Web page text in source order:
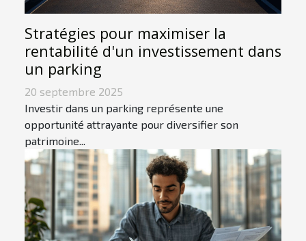
Stratégies pour maximiser la
rentabilité d'un investissement dans
un parking
20 septembre 2025
Investir dans un parking représente une
opportunité attrayante pour diversifier son
patrimoine...